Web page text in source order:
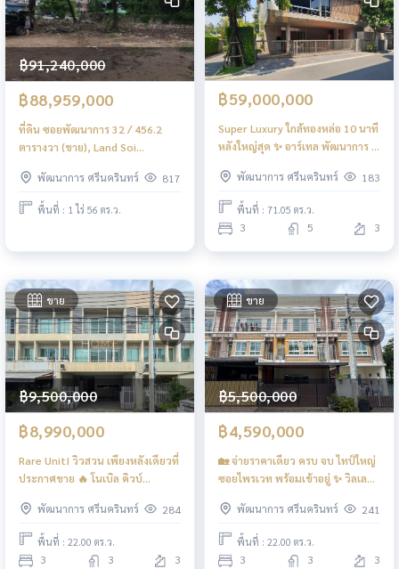
฿91,240,000
฿88,959,000
ที่ดิน ซอยพัฒนาการ 32 / 456.2
ตารางวา (ขาย), Land Soi
Wa (FOR SALE) FAS049
พัฒนาการ ศรีนครินทร์ 817
พื้นที่ : 1 ไร่ 56 ตร.ว.
฿59,000,000
Super Luxury ใกล้ทองหล่อ 10 นาที
หลังใหญ่สุด ✨ อาร์เทล พัฒนาการ -
Artale Phatthanakan -
Thonglor / 3 Bedrooms (FOR
SALE) FON278
พัฒนาการ ศรีนครินทร์ 183
พื้นที่ : 71.05 ตร.ว.
3 5 3
ขาย
฿9,500,000
฿8,990,000
Rare Unit! วิวสวน เพียงหลังเดียวที่
ประกาศขาย 🔥 โนเบิล คิวบ์
Noble Cube Pattanakarn / 3
Bedrooms (FOR SALE) FAS002
พัฒนาการ ศรีนครินทร์ 284
พื้นที่ : 22.00 ตร.ว.
3 3 3
ขาย
฿5,500,000
฿4,590,000
🏡 จ่ายราคาเดียว ครบ จบ ไทป์ใหญ่
ซอยไพรเวท พร้อมเข้าอยู่ ✨ วิลเลต
Villette City Pattanakarn / 3
พัฒนาการ ศรีนครินทร์ 241
พื้นที่ : 22.00 ตร.ว.
3 3 3